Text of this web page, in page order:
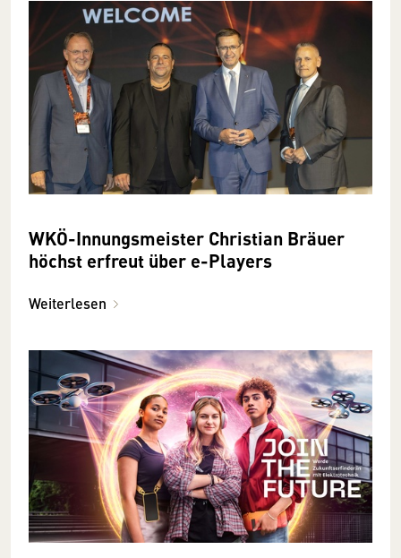
WKÖ-Innungsmeister Christian Bräuer
höchst erfreut über e-Players
Weiterlesen